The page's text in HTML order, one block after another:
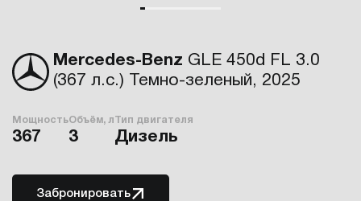
Mercedes-Benz GLE 450d FL 3.0
(367 л.с.) Темно-зеленый, 2025
Мощность
367
Объём, л
3
Тип двигателя
Дизель
Забронировать